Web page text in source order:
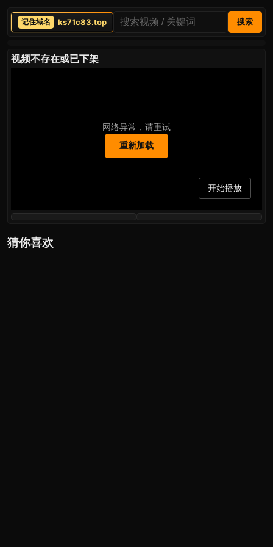
ks71c83.top 搜索
视频不存在或已下架
网络异常，请重试
重新加载
开始播放
猜你喜欢